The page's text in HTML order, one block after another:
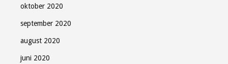
oktober 2020
september 2020
august 2020
juni 2020